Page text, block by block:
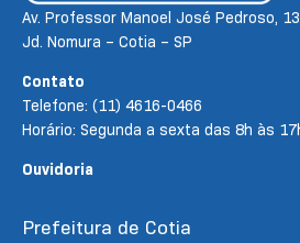
Av. Professor Manoel José Pedroso,
Jd. Nomura – Cotia – SP
Contato
Telefone: (11) 4616-0466
Horário: Segunda a sexta das 8h às
Ouvidoria
Prefeitura de Cotia